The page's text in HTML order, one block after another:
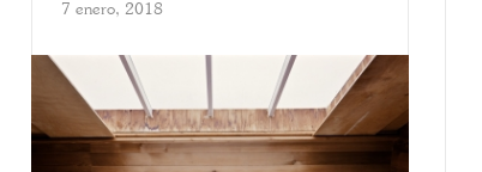
7 enero, 2018